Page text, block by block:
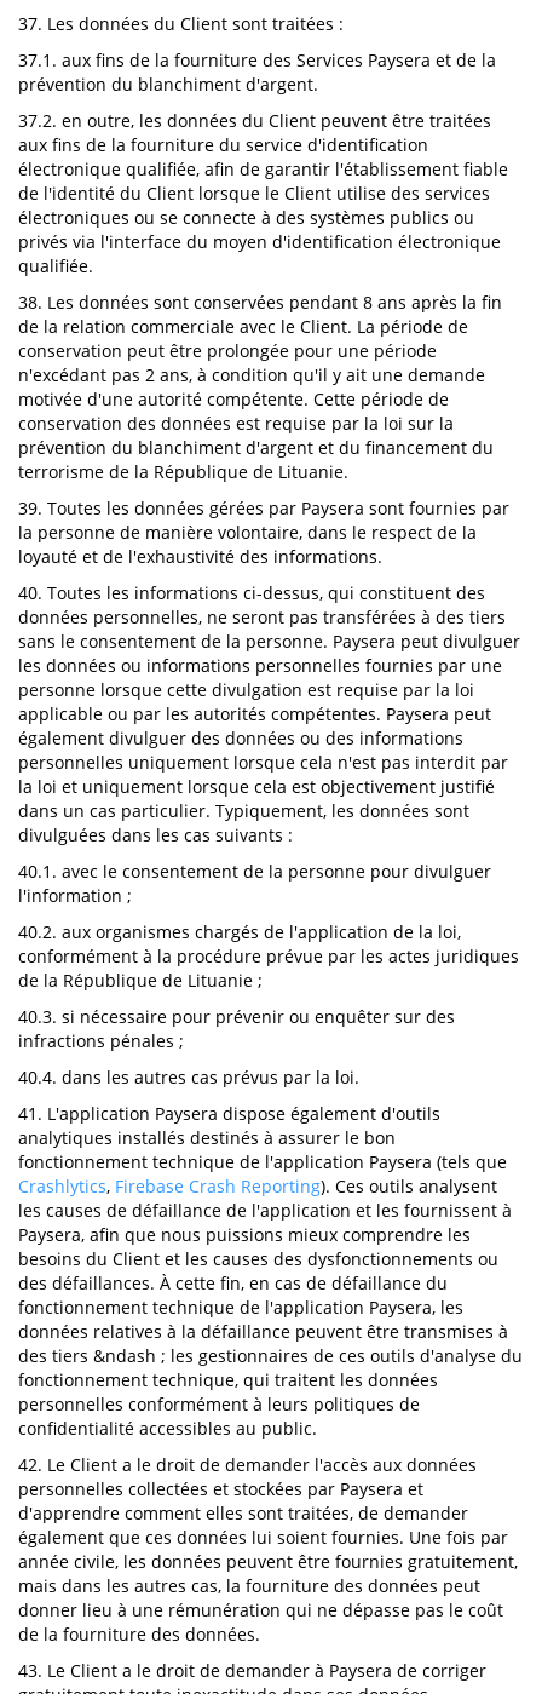
37. Les données du Client sont traitées :
37.1. aux fins de la fourniture des Services Paysera et de la
prévention du blanchiment d'argent.
37.2. en outre, les données du Client peuvent être traitées
aux fins de la fourniture du service d'identification
électronique qualifiée, afin de garantir l'établissement fiable
de l'identité du Client lorsque le Client utilise des services
électroniques ou se connecte à des systèmes publics ou
privés via l'interface du moyen d'identification électronique
qualifiée.
38. Les données sont conservées pendant 8 ans après la fin
de la relation commerciale avec le Client. La période de
conservation peut être prolongée pour une période
n'excédant pas 2 ans, à condition qu'il y ait une demande
motivée d'une autorité compétente. Cette période de
conservation des données est requise par la loi sur la
prévention du blanchiment d'argent et du financement du
terrorisme de la République de Lituanie.
39. Toutes les données gérées par Paysera sont fournies par
la personne de manière volontaire, dans le respect de la
loyauté et de l'exhaustivité des informations.
40. Toutes les informations ci-dessus, qui constituent des
données personnelles, ne seront pas transférées à des tiers
sans le consentement de la personne. Paysera peut divulguer
les données ou informations personnelles fournies par une
personne lorsque cette divulgation est requise par la loi
applicable ou par les autorités compétentes. Paysera peut
également divulguer des données ou des informations
personnelles uniquement lorsque cela n'est pas interdit par
la loi et uniquement lorsque cela est objectivement justifié
dans un cas particulier. Typiquement, les données sont
divulguées dans les cas suivants :
40.1. avec le consentement de la personne pour divulguer
l'information ;
40.2. aux organismes chargés de l'application de la loi,
conformément à la procédure prévue par les actes juridiques
de la République de Lituanie ;
40.3. si nécessaire pour prévenir ou enquêter sur des
infractions pénales ;
40.4. dans les autres cas prévus par la loi.
41. L'application Paysera dispose également d'outils
analytiques installés destinés à assurer le bon
fonctionnement technique de l'application Paysera (tels que
Crashlytics, Firebase Crash Reporting). Ces outils analysent
les causes de défaillance de l'application et les fournissent à
Paysera, afin que nous puissions mieux comprendre les
besoins du Client et les causes des dysfonctionnements ou
des défaillances. À cette fin, en cas de défaillance du
fonctionnement technique de l'application Paysera, les
données relatives à la défaillance peuvent être transmises à
des tiers &ndash ; les gestionnaires de ces outils d'analyse du
fonctionnement technique, qui traitent les données
personnelles conformément à leurs politiques de
confidentialité accessibles au public.
42. Le Client a le droit de demander l'accès aux données
personnelles collectées et stockées par Paysera et
d'apprendre comment elles sont traitées, de demander
également que ces données lui soient fournies. Une fois par
année civile, les données peuvent être fournies gratuitement,
mais dans les autres cas, la fourniture des données peut
donner lieu à une rémunération qui ne dépasse pas le coût
de la fourniture des données.
43. Le Client a le droit de demander à Paysera de corriger